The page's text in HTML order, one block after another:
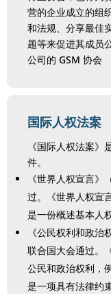
营的企业成立的组
和法规、分享最佳
题等来促进其成员
公司的 GSM 协会
国际人权法案
《国际人权法案
件。
《世界人权宣言
过。《世界人权宣
是一份概述基本人
《公民权利和政
联合国大会通过。
公民和政治权利，
是一项具有法律约